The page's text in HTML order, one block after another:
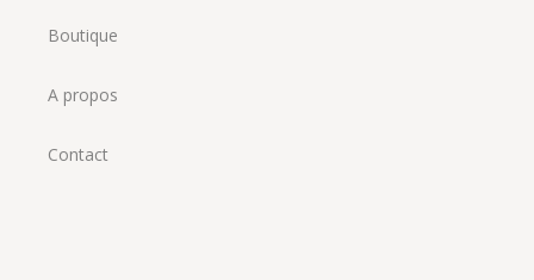
Boutique
A propos
Contact